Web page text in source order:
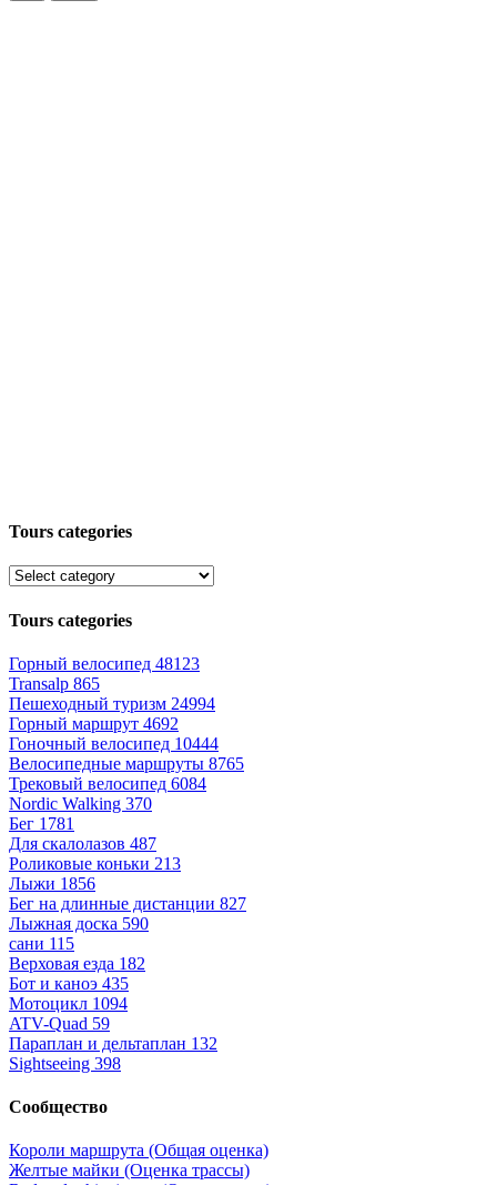
Tours categories
Tours categories
Горный велосипед 48123
Transalp 865
Пешеходный туризм 24994
Горный маршрут 4692
Гоночный велосипед 10444
Велосипедные маршруты 8765
Трековый велосипед 6084
Nordic Walking 370
Бег 1781
Для скалолазов 487
Роликовые коньки 213
Лыжи 1856
Бег на длинные дистанции 827
Лыжная доска 590
сани 115
Верховая езда 182
Бот и каноэ 435
Мотоцикл 1094
ATV-Quad 59
Параплан и дельтаплан 132
Sightseeing 398
Сообщество
Короли маршрута (Общая оценка)
Желтые майки (Оценка трассы)